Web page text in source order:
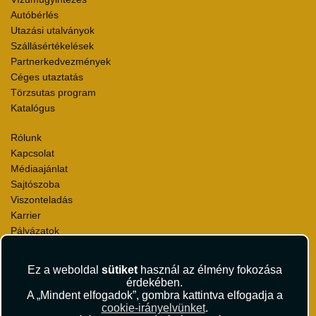
Ez a weboldal sütikethasznál az élmény fokozása
érdekében.
A „Mindent elfogadok”, gombra kattintva elfogadja a
cookie-irányelvünket.
Autóbérlés
Utazási utalványok
Szállásértékelések
Partnerkedvezmények
Céges utaztatás
Törzsutas program
Katalógus
Rólunk
Kapcsolat
Médiaajánlat
Sajtószoba
Viszonteladás
Karrier
Pályázatok
Utazási Csomag Szerződési Feltételek
Útlemondás-biztosítás Szerződési Feltételek